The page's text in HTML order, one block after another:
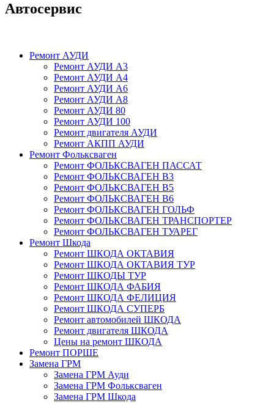
Автосервис
Ремонт АУДИ
Ремонт АУДИ А3
Ремонт АУДИ А4
Ремонт АУДИ А6
Ремонт АУДИ А8
Ремонт АУДИ 80
Ремонт АУДИ 100
Ремонт двигателя АУДИ
Ремонт АКПП АУДИ
Ремонт Фольксваген
Ремонт ФОЛЬКСВАГЕН ПАССАТ
Ремонт ФОЛЬКСВАГЕН В3
Ремонт ФОЛЬКСВАГЕН В5
Ремонт ФОЛЬКСВАГЕН В6
Ремонт ФОЛЬКСВАГЕН ГОЛЬФ
Ремонт ФОЛЬКСВАГЕН ТРАНСПОРТЕР
Ремонт ФОЛЬКСВАГЕН ТУАРЕГ
Ремонт Шкода
Ремонт ШКОДА ОКТАВИЯ
Ремонт ШКОДА ОКТАВИЯ ТУР
Ремонт ШКОДЫ ТУР
Ремонт ШКОДА ФАБИЯ
Ремонт ШКОДА ФЕЛИЦИЯ
Ремонт ШКОДА СУПЕРБ
Ремонт автомобилей ШКОДА
Ремонт двигателя ШКОДА
Цены на ремонт ШКОДА
Ремонт ПОРШЕ
Замена ГРМ
Замена ГРМ Ауди
Замена ГРМ Фольксваген
Замена ГРМ Шкода